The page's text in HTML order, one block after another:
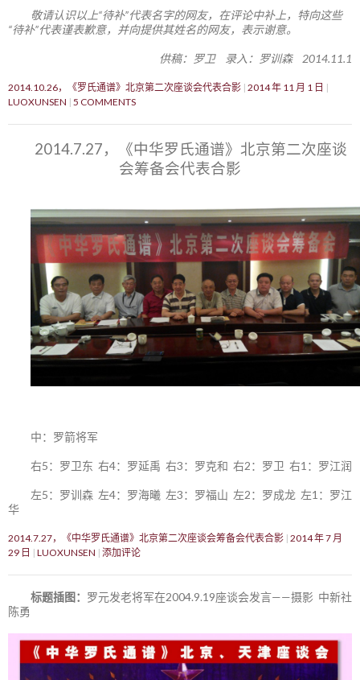
敬请认识以上“待补”代表名字的网友，在评论中补上，特向这些
“待补”代表谨表歉意，并向提供其姓名的网友，表示谢意。
供稿：罗卫 录入：罗训森 2014.11.1
2014.10.26，《罗氏通谱》北京第二次座谈会代表合影 2014 年 11 月 1 日
LUOXUNSEN 5 COMMENTS
2014.7.27，《中华罗氏通谱》北京第二次座谈
会筹备会代表合影
中：罗箭将军
右5：罗卫东 右4：罗延禹 右3：罗克和 右2：罗卫 右1：罗江润
左5：罗训森 左4：罗海曦 左3：罗福山 左2：罗成龙 左1：罗江
华
2014.7.27，《中华罗氏通谱》北京第二次座谈会筹备会代表合影 2014 年 7 月
29 日
LUOXUNSEN 添加评论
标题插图： 罗元发老将军在2004.9.19座谈会发言——摄影 中新社
陈勇